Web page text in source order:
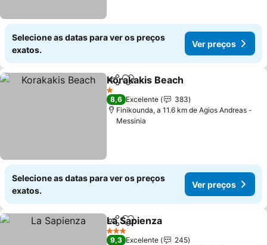
Selecione as datas para ver os preços
exatos.
Ver preços
PartilharAdicionar aos favoritos
Korakakis Beach
1 Estrelas
8,6 Excelente
383
Finikounda, a 11.6 km de Agios Andreas -
Messinia
Selecione as datas para ver os preços
exatos.
Ver preços
PartilharAdicionar aos favoritos
La Sapienza
3 Estrelas
9,3 Excelente
245